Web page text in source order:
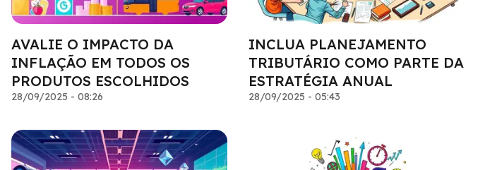
AVALIE O IMPACTO DA
INFLAÇÃO EM TODOS OS
PRODUTOS ESCOLHIDOS
28/09/2025 - 08:26
INCLUA PLANEJAMENTO
TRIBUTÁRIO COMO PARTE DA
ESTRATÉGIA ANUAL
28/09/2025 - 05:43